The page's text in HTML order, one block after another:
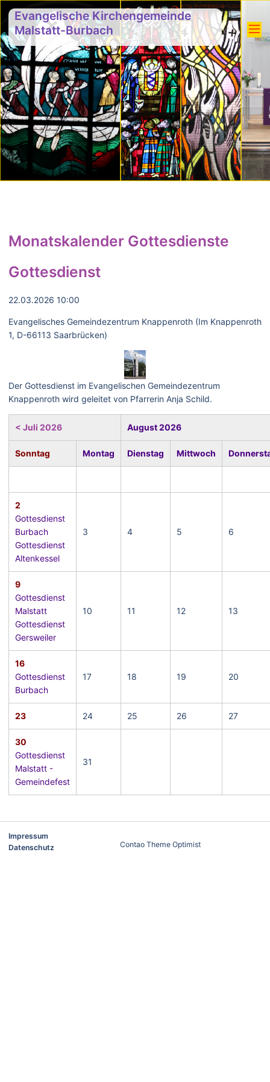
Evangelische Kirchengemeinde
Malstatt-Burbach
Monatskalender Gottesdienste
Gottesdienst
22.03.2026 10:00
Evangelisches Gemeindezentrum Knappenroth (Im Knappenroth
1, D-66113 Saarbrücken)
Der Gottesdienst im Evangelischen Gemeindezentrum
Knappenroth wird geleitet von Pfarrerin Anja Schild.
< Juli 2026 August 2026
Sonntag Montag Dienstag Mittwoch
2
Gottesdienst
Burbach
Gottesdienst
Altenkessel
3 4 5 6
9
Gottesdienst
Malstatt
Gottesdienst
Gersweiler
10 11 12 13
16
Gottesdienst
Burbach
17 18 19 20
23 24 25 26 27
30
Gottesdienst
Malstatt -
Gemeindefest
31
Impressum
Datenschutz
Contao Theme Optimist